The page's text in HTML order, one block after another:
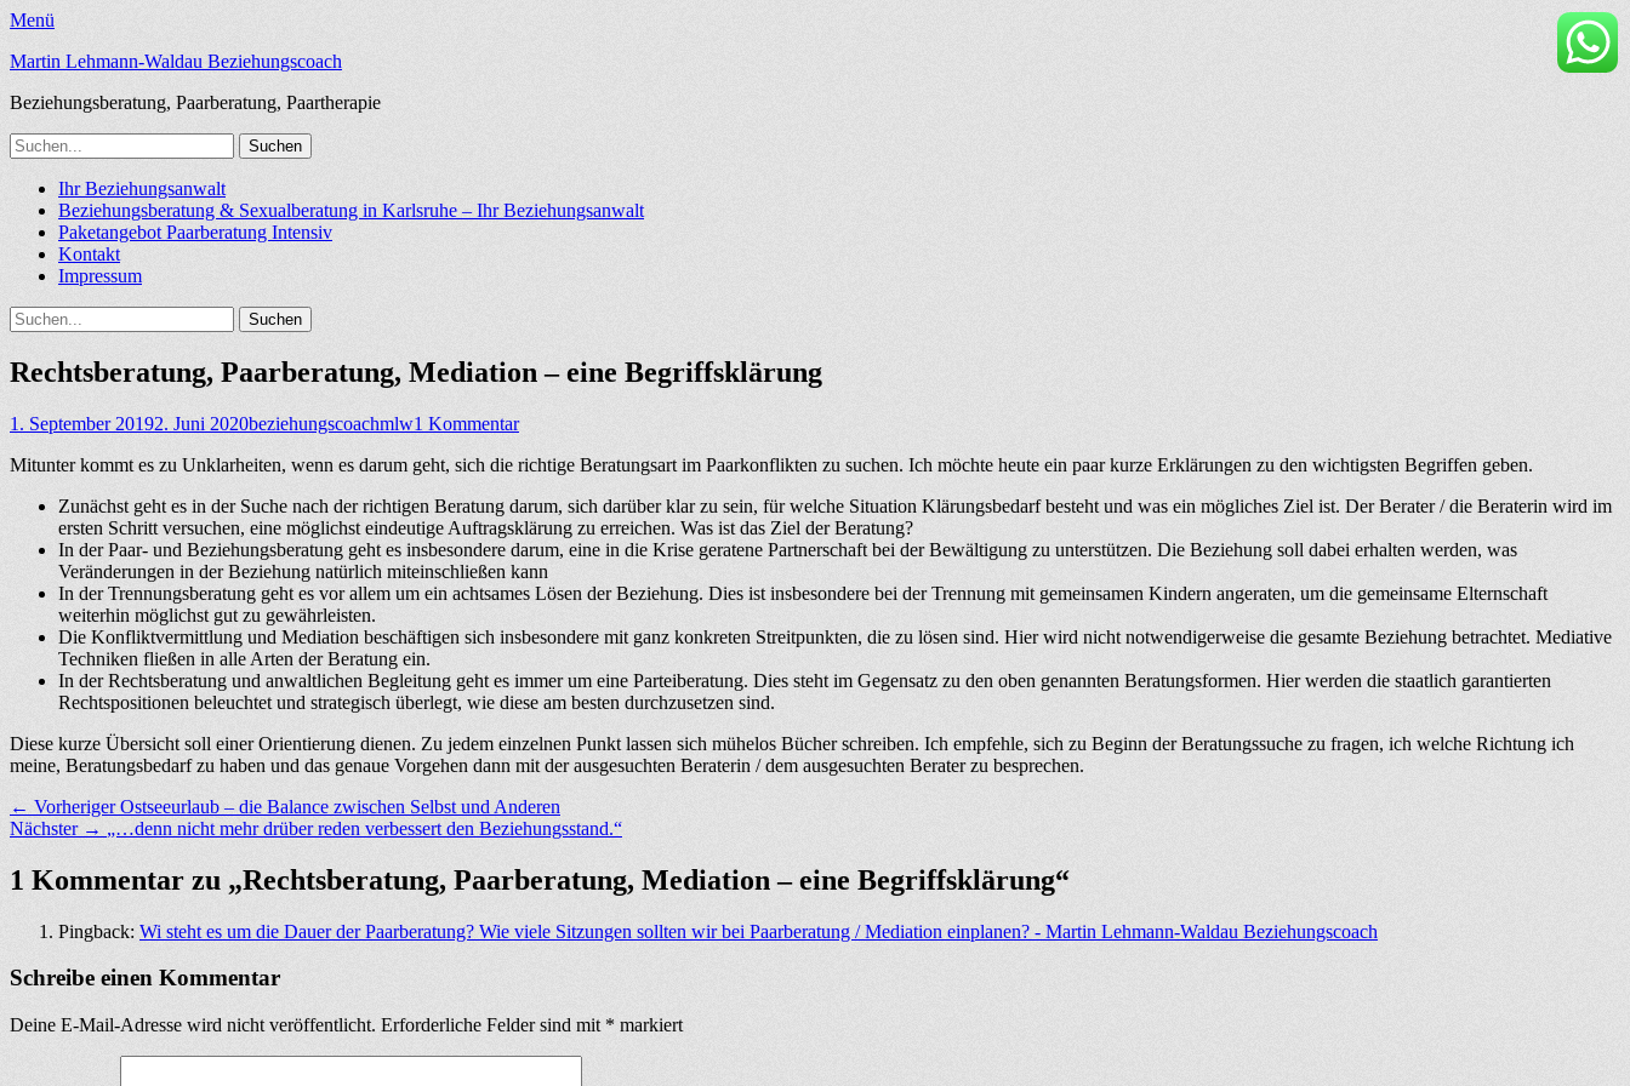
Menü
Martin Lehmann-Waldau Beziehungscoach
Beziehungsberatung, Paarberatung, Paartherapie
Suchen
nach:
Mail
Primäres
Menü
Zum
Inhalt
springen
Ihr Beziehungsanwalt
Beziehungsberatung & Sexualberatung in Karlsruhe – Ihr Beziehungsanwalt
Paketangebot Paarberatung Intensiv
Kontakt
Impressum
Suchen
Suchen
nach:
Rechtsberatung, Paarberatung, Mediation – eine Begriffsklärung
Veröffentlicht
1. September 20192. Juni 2020Autor
beziehungscoachmlw1 Kommentar
Mitunter kommt es zu Unklarheiten, wenn es darum geht, sich die richtige Beratungsart im Paarkonflikten zu suchen. Ich möchte heute ein paar kurze Erklärungen zu den wichtigsten Begriffen geben.
Zunächst geht es in der Suche nach der richtigen Beratung darum, sich darüber klar zu sein, für welche Situation Klärungsbedarf besteht und was ein mögliches Ziel ist. Der Berater / die Beraterin wird im
ersten Schritt versuchen, eine möglichst eindeutige Auftragsklärung zu erreichen. Was ist das Ziel der Beratung?
In der Paar- und Beziehungsberatung geht es insbesondere darum, eine in die Krise geratene Partnerschaft bei der Bewältigung zu unterstützen. Die Beziehung soll dabei erhalten werden, was
Veränderungen in der Beziehung natürlich miteinschließen kann
In der Trennungsberatung geht es vor allem um ein achtsames Lösen der Beziehung. Dies ist insbesondere bei der Trennung mit gemeinsamen Kindern angeraten, um die gemeinsame Elternschaft
weiterhin möglichst gut zu gewährleisten.
Die Konfliktvermittlung und Mediation beschäftigen sich insbesondere mit ganz konkreten Streitpunkten, die zu lösen sind. Hier wird nicht notwendigerweise die gesamte Beziehung betrachtet. Mediative
Techniken fließen in alle Arten der Beratung ein.
In der Rechtsberatung und anwaltlichen Begleitung geht es immer um eine Parteiberatung. Dies steht im Gegensatz zu den oben genannten Beratungsformen. Hier werden die staatlich garantierten
Rechtspositionen beleuchtet und strategisch überlegt, wie diese am besten durchzusetzen sind.
Diese kurze Übersicht soll einer Orientierung dienen. Zu jedem einzelnen Punkt lassen sich mühelos Bücher schreiben. Ich empfehle, sich zu Beginn der Beratungssuche zu fragen, ich welche Richtung ich
meine, Beratungsbedarf zu haben und das genaue Vorgehen dann mit der ausgesuchten Beraterin / dem ausgesuchten Berater zu besprechen.
Beitragsnavigation
← Vorheriger Vorheriger
Beitrag:
Ostseeurlaub – die Balance zwischen Selbst und Anderen
Nächster →
Nächster
„…denn nicht mehr drüber reden verbessert den Beziehungsstand.“
1 Kommentar zu „Rechtsberatung, Paarberatung, Mediation – eine Begriffsklärung“
Pingback: Wi steht es um die Dauer der Paarberatung? Wie viele Sitzungen sollten wir bei Paarberatung / Mediation einplanen? - Martin Lehmann-Waldau Beziehungscoach
Schreibe einen Kommentar
Deine E-Mail-Adresse wird nicht veröffentlicht. Erforderliche Felder sind mit * markiert